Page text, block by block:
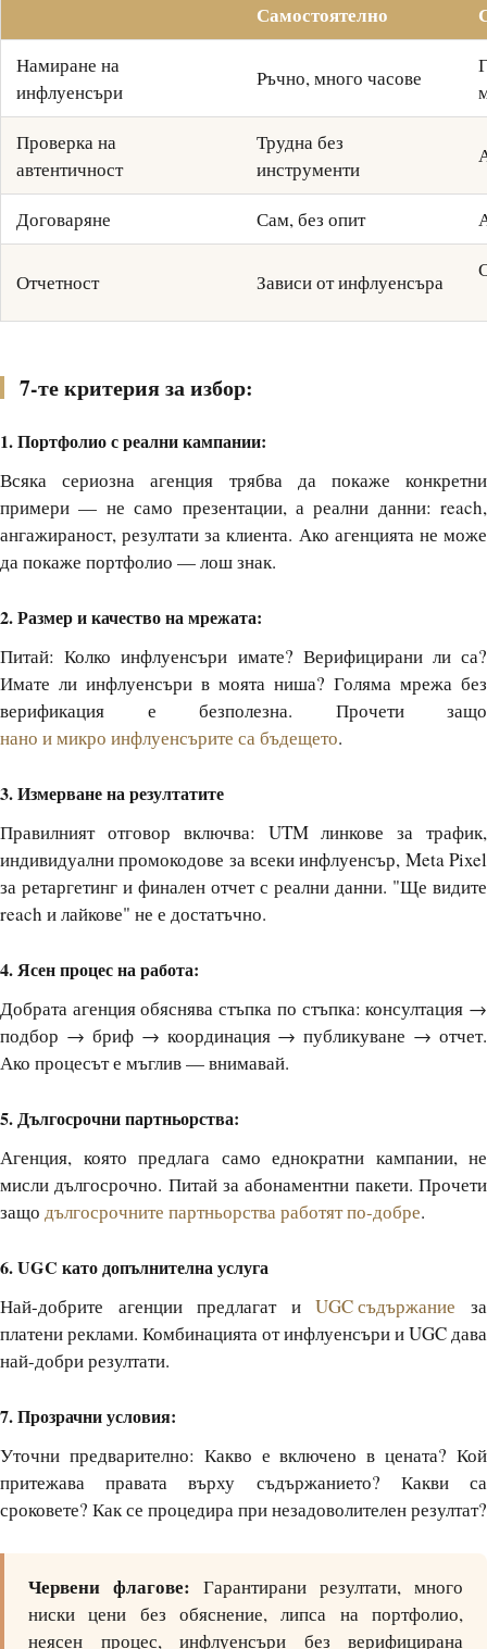
Самостоятелно
Намиране на
инфлуенсъри
Ръчно, много часове
Проверка на
автентичност
Трудна без
инструменти
Договаряне Сам, без опит
Отчетност Зависи от инфлуенсъра
7-те критерия за избор:
1. Портфолио с реални кампании:
Всяка сериозна агенция трябва да покаже конкретни
примери — не само презентации, а реални данни: reach,
ангажираност, резултати за клиента. Ако агенцията не може
да покаже портфолио — лош знак.
2. Размер и качество на мрежата:
Питай: Колко инфлуенсъри имате? Верифицирани ли са?
Имате ли инфлуенсъри в моята ниша? Голяма мрежа без
верификация е безполезна. Прочети защо
нано и микро инфлуенсърите са бъдещето.
3. Измерване на резултатите
Правилният отговор включва: UTM линкове за трафик,
индивидуални промокодове за всеки инфлуенсър, Meta Pixel
за ретаргетинг и финален отчет с реални данни. "Ще видите
reach и лайкове" не е достатъчно.
4. Ясен процес на работа:
Добрата агенция обяснява стъпка по стъпка: консултация →
подбор → бриф → координация → публикуване → отчет.
Ако процесът е мъглив — внимавай.
5. Дългосрочни партньорства:
Агенция, която предлага само еднократни кампании, не
мисли дългосрочно. Питай за абонаментни пакети. Прочети
защо дългосрочните партньорства работят по-добре.
6. UGC като допълнителна услуга
Най-добрите агенции предлагат иUGC съдържание за
платени реклами. Комбинацията от инфлуенсъри и UGC дава
най-добри резултати.
7. Прозрачни условия:
Уточни предварително: Какво е включено в цената? Кой
притежава правата върху съдържанието? Какви са
сроковете? Как се процедира при незадоволителен резултат?
Червени флагове: Гарантирани резултати, много
ниски цени без обяснение, липса на портфолио,
неясен процес, инфлуенсъри без верифицирана